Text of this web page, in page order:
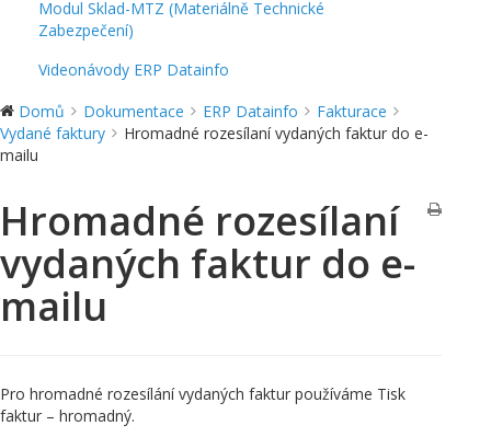
Modul Sklad-MTZ (Materiálně Technické
Zabezpečení)
Videonávody ERP Datainfo
Domů
Dokumentace ERP Datainfo
Fakturace
Vydané faktury
Hromadné rozesílaní vydaných faktur do e-
mailu
Hromadné rozesílaní
vydaných faktur do e-
mailu
Pro hromadné rozesílání vydaných faktur používáme Tisk
faktur – hromadný.